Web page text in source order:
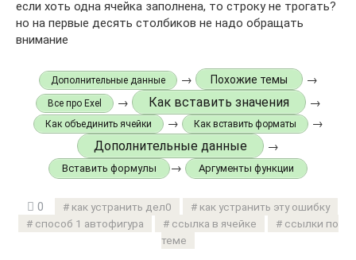
если хоть одна ячейка заполнена, то строку не трогать?
но на первые десять столбиков не надо обращать
внимание
Дополнительные данные → Похожие темы →
Все про Exel → Как вставить значения →
Как объединить ячейки → Как вставить форматы →
Дополнительные данные →
Вставить формулы → Аргументы функции
0 как устранить дел0
как устранить эту ошибку
способ 1 автофигура
ссылка в ячейке
ссылки по
теме